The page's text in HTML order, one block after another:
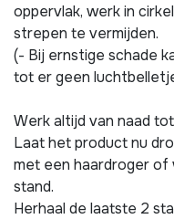
oppervlak, werk in
strepen te vermijden.
(- Bij ernstige schade
tot er geen
Werk altijd van naad
Laat het product nu
met een haardroger of
stand.
Herhaal de laatste 2